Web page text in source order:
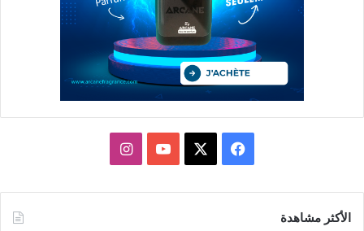
فيسبوك يوتيوبانستقرام
الأكثر مشاهدة